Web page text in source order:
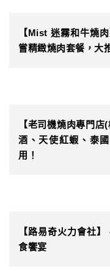
【Mist 迷霧和牛燒
嘗精緻燒肉套餐，大
【老司機燒肉專門
酒、天使紅蝦、泰
用！
【路易奇火力會社
食饗宴